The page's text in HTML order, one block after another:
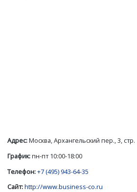
Адрес:Москва, Архангельский пер., 3, стр.
График:пн-пт 10:00-18:00
Телефон:+7 (495) 943-64-35
Сайт:http://www.business-co.ru